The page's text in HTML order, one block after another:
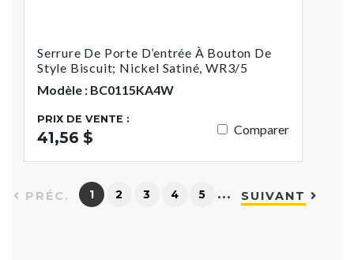
Serrure De Porte D’entrée À Bouton De
Style Biscuit; Nickel Satiné, WR3/5
Modèle : BC0115KA4W
PRIX DE VENTE :
41,56 $ Comparer
PRÉC. 1 2 3 4 5 … SUIVANT